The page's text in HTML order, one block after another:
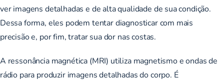
ver imagens detalhadas e de alta qualidade de sua condição.
Dessa forma, eles podem tentar diagnosticar com mais
precisão e, por fim, tratar sua dor nas costas.
A ressonância magnética (MRI) utiliza magnetismo e ondas de
rádio para produzir imagens detalhadas do corpo. É